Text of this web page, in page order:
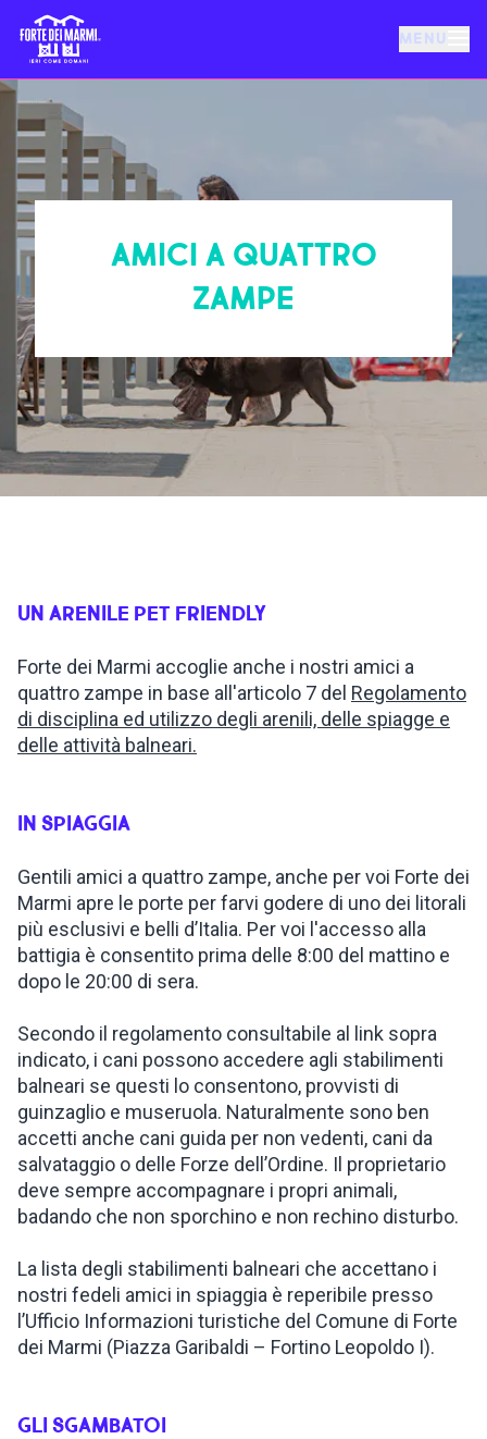
MENU
FORTE DEI MARMI
EVENTI
NOTIZIE
OSPITALITÀ
COSA FARE
VILLA BERTELLI
WEBCAM
CONTATTI
ENG
AMICI A QUATTRO
ZAMPE
UN ARENILE PET FRIENDLY
Forte dei Marmi accoglie anche i nostri amici a
quattro zampe in base all'articolo 7 del Regolamento
di disciplina ed utilizzo degli arenili, delle spiagge e
delle attività balneari.
IN SPIAGGIA
Gentili amici a quattro zampe, anche per voi Forte dei
Marmi apre le porte per farvi godere di uno dei litorali
più esclusivi e belli d’Italia. Per voi l'accesso alla
battigia è consentito prima delle 8:00 del mattino e
dopo le 20:00 di sera.
Secondo il regolamento consultabile al link sopra
indicato, i cani possono accedere agli stabilimenti
balneari se questi lo consentono, provvisti di
guinzaglio e museruola. Naturalmente sono ben
accetti anche cani guida per non vedenti, cani da
salvataggio o delle Forze dell’Ordine. Il proprietario
deve sempre accompagnare i propri animali,
badando che non sporchino e non rechino disturbo.
La lista degli stabilimenti balneari che accettano i
nostri fedeli amici in spiaggia è reperibile presso
l’Ufficio Informazioni turistiche del Comune di Forte
dei Marmi (Piazza Garibaldi – Fortino Leopoldo I).
GLI SGAMBATOI